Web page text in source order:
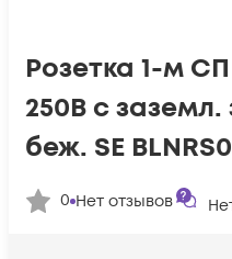
Розетка 1-м
250В с
беж. SE
0 Нет отзывов